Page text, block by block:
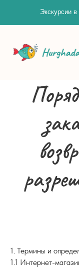
Экскурсии
1. Термины и
1.1 Интернет-